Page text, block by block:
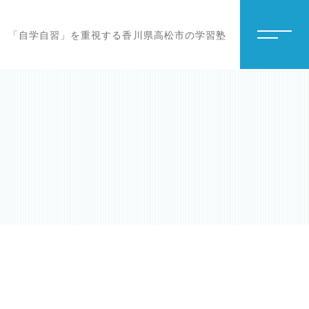
「自学自習」を重視する香川県高松市の学習塾